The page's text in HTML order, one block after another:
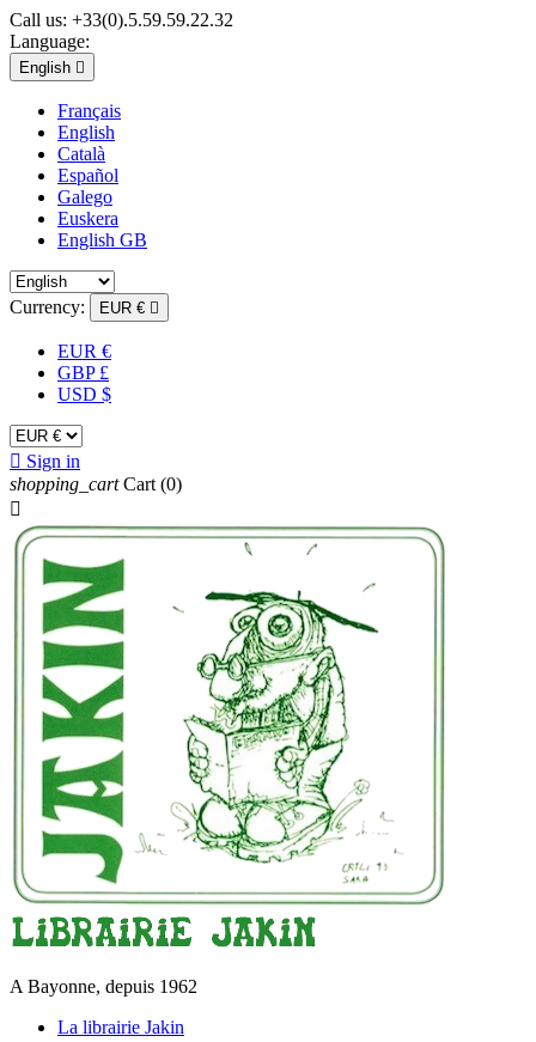
Call us: +33(0).5.59.59.22.32
Language:
English 
Français
English
Català
Español
Galego
Euskera
English GB
Currency: EUR € 
EUR €
GBP £
USD $
 Sign in
shopping_cart Cart (0)

A Bayonne, depuis 1962
La librairie Jakin